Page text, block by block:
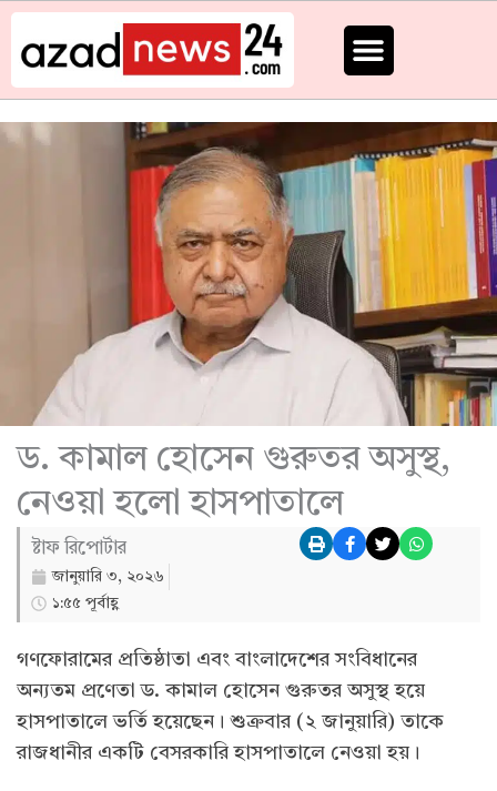
Skip
content
ড. কামাল হোসেন গুরুতর অসুস্থ,
নেওয়া হলো হাসপাতালে
ষ্টাফ রিপোর্টার
জানুয়ারি ৩, ২০২৬
১:৫৫ পূর্বাহ্ণ
গণফোরামের প্রতিষ্ঠাতা এবং বাংলাদেশের সংবিধানের
অন্যতম প্রণেতা ড. কামাল হোসেন গুরুতর অসুস্থ হয়ে
হাসপাতালে ভর্তি হয়েছেন। শুক্রবার (২ জানুয়ারি) তাকে
রাজধানীর একটি বেসরকারি হাসপাতালে নেওয়া হয়।